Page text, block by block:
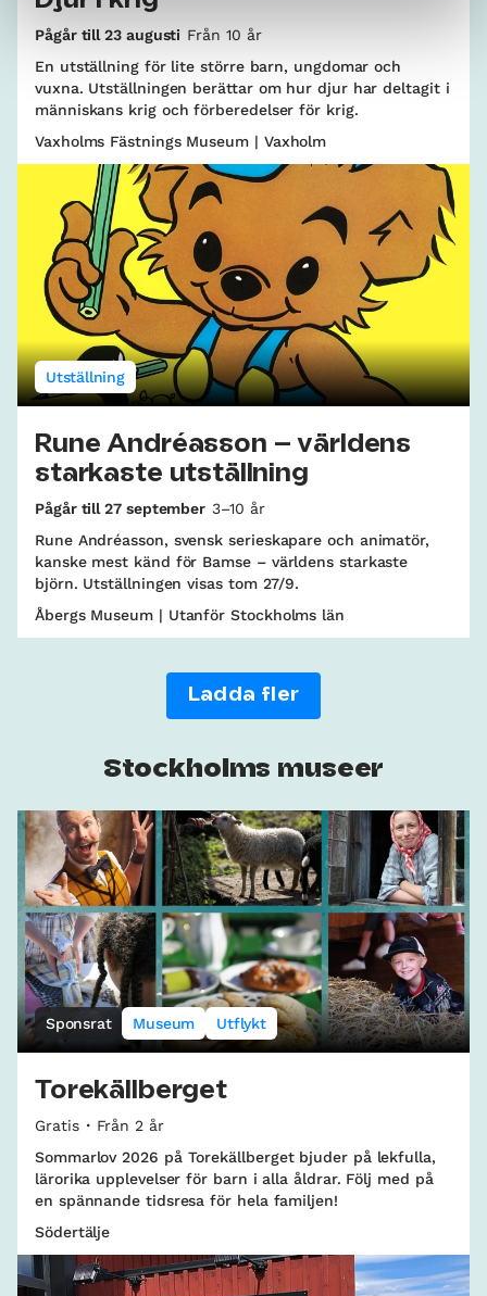
Pågår till 23 augusti Från 10 år
En utställning för lite större barn, ungdomar och
vuxna. Utställningen berättar om hur djur har deltagit i
människans krig och förberedelser för krig.
Vaxholms Fästnings Museum | Vaxholm
Utställning
Rune Andréasson – världens
starkaste utställning
Pågår till 27 september 3–10 år
Rune Andréasson, svensk serieskapare och animatör,
kanske mest känd för Bamse – världens starkaste
björn. Utställningen visas tom 27/9.
Åbergs Museum | Utanför Stockholms län
Ladda fler
Stockholms museer
Sponsrat Museum Utflykt
Torekällberget
Gratis
Från 2 år
Sommarlov 2026 på Torekällberget bjuder på lekfulla,
lärorika upplevelser för barn i alla åldrar. Följ med på
en spännande tidsresa för hela familjen!
Södertälje